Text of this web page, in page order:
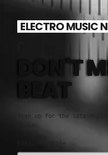
ELECTRO MUSIC
DON'T
BEAT
Sign up for the latest
EMAIL ADDRESS*